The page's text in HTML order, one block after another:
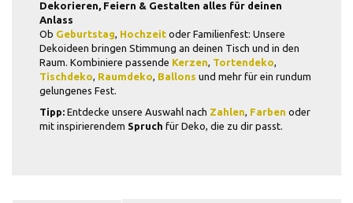
Dekorieren, Feiern & Gestalten alles für deinen
Anlass
Ob Geburtstag, Hochzeit oder Familienfest: Unsere
Dekoideen bringen Stimmung an deinen Tisch und in den
Raum. Kombiniere passende Kerzen, Tortendeko,
Tischdeko, Raumdeko, Ballons und mehr für ein rundum
gelungenes Fest.
Tipp: Entdecke unsere Auswahl nach Zahlen, Farben oder
mit inspirierendem Spruch für Deko, die zu dir passt.